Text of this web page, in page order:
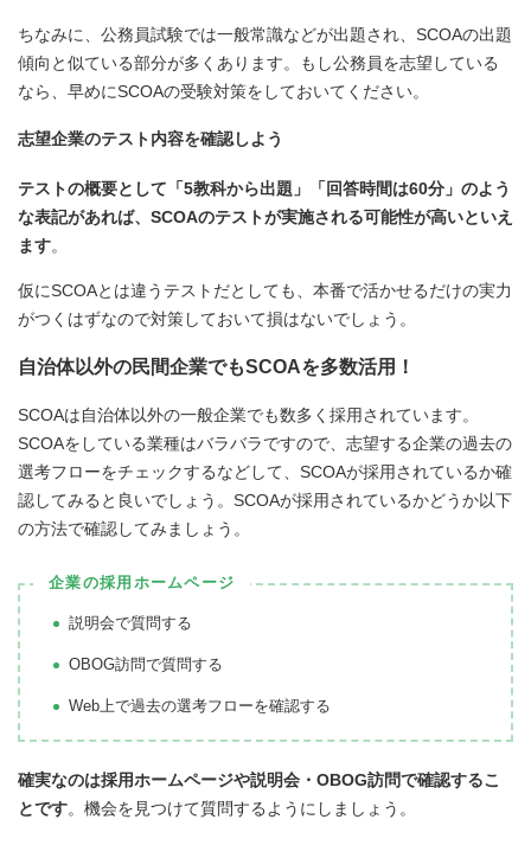
ちなみに、公務員試験では一般常識などが出題され、SCOAの出題
傾向と似ている部分が多くあります。もし公務員を志望している
なら、早めにSCOAの受験対策をしておいてください。
志望企業のテスト内容を確認しよう
テストの概要として「5教科から出題」「回答時間は60分」のよう
な表記があれば、SCOAのテストが実施される可能性が高いといえ
ます。
仮にSCOAとは違うテストだとしても、本番で活かせるだけの実力
がつくはずなので対策しておいて損はないでしょう。
自治体以外の民間企業でもSCOAを多数活用！
SCOAは自治体以外の一般企業でも数多く採用されています。
SCOAをしている業種はバラバラですので、志望する企業の過去の
選考フローをチェックするなどして、SCOAが採用されているか確
認してみると良いでしょう。SCOAが採用されているかどうか以下
の方法で確認してみましょう。
企業の採用ホームページ
説明会で質問する
OBOG訪問で質問する
Web上で過去の選考フローを確認する
確実なのは採用ホームページや説明会・OBOG訪問で確認するこ
とです。機会を見つけて質問するようにしましょう。